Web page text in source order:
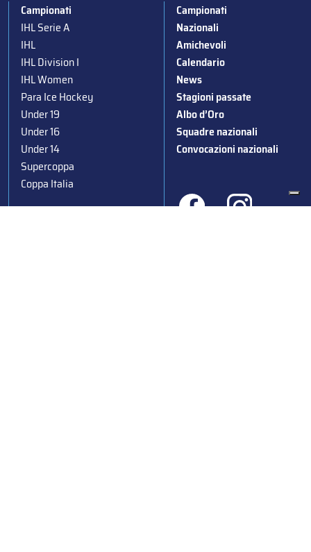
Campionati
IHL Serie A
IHL
IHL Division I
IHL Women
Para Ice Hockey
Under 19
Under 16
Under 14
Supercoppa
Coppa Italia
Campionati
Nazionali
Amichevoli
Calendario
News
Stagioni passate
Albo d’Oro
Squadre nazionali
Convocazioni nazionali